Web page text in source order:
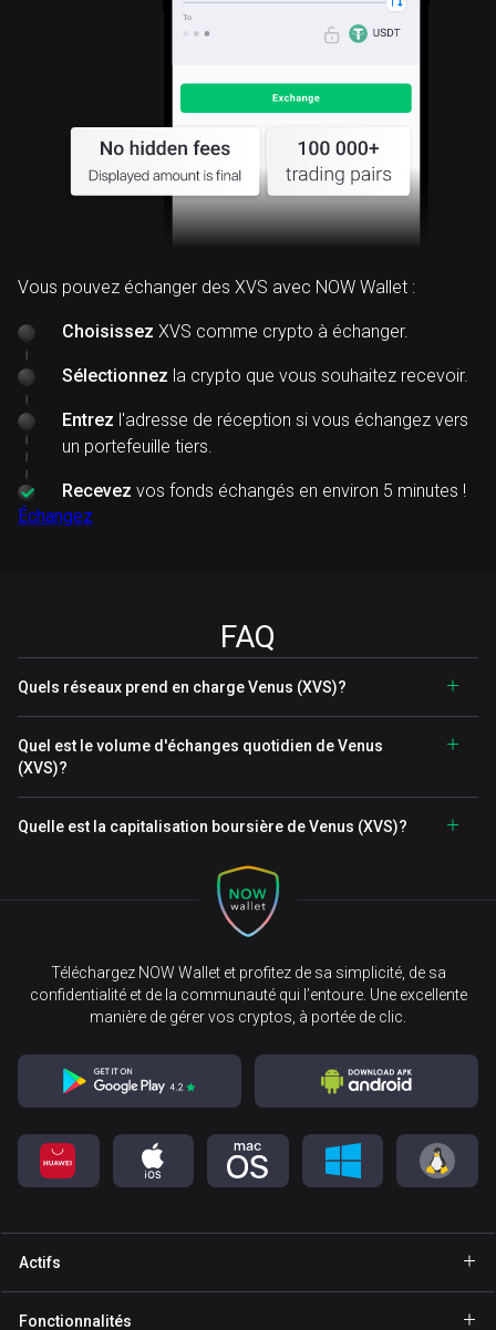
Vous pouvez échanger des XVS avec NOW Wallet :
Choisissez XVS comme crypto à échanger.
Sélectionnez la crypto que vous souhaitez recevoir.
Entrez l'adresse de réception si vous échangez vers
un portefeuille tiers.
Recevez vos fonds échangés en environ 5 minutes !
Échangez
FAQ
Quels réseaux prend en charge Venus (XVS)?
Quel est le volume d'échanges quotidien de Venus
(XVS)?
Quelle est la capitalisation boursière de Venus (XVS)?
Téléchargez NOW Wallet et profitez de sa simplicité, de sa
confidentialité et de la communauté qui l’entoure. Une excellente
manière de gérer vos cryptos, à portée de clic.
Actifs
Fonctionnalités